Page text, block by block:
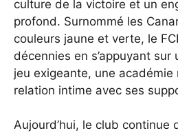
culture de la victoire et un
profond. Surnommé les
couleurs jaune et verte, le
décennies en s’appuyant sur
jeu exigeante, une académie
relation intime avec ses
Aujourd’hui, le club continue